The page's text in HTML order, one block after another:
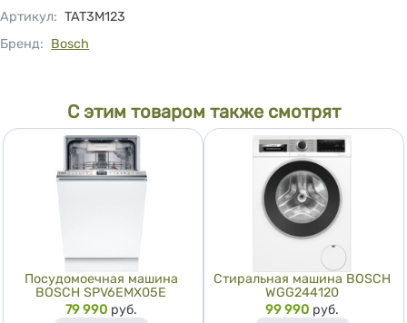
Артикул: TAT3M123
Бренд: Bosch
С этим товаром также смотрят
Посудомоечная машина
BOSCH SPV6EMX05E
Цена
79 990 руб.
Стиральная машина BOSCH
WGG244120
Цена
99 990 руб.